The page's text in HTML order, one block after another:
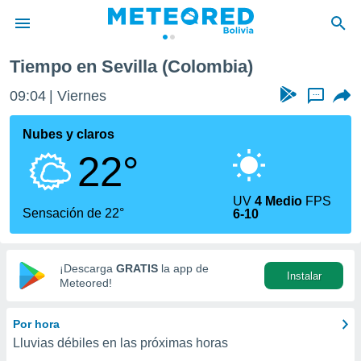
de
ha
calidad.
a este
las
y
digital
basada
Tiempo en Sevilla (Colombia)
09:04 Viernes ...
Nubes y claros
22°
Sensación de 22°
UV4 Medio FPS
6-10
¡Descarga GRATIS la app de
Meteored!
Instalar
Por hora
Lluvias débiles en las próximas horas